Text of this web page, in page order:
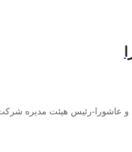
و عاشورا-رئیس هیئت مدیره